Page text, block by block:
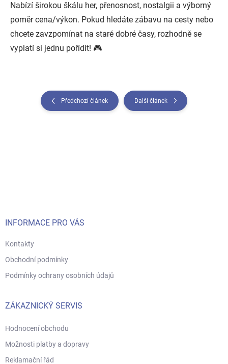
Nabízí širokou škálu her, přenosnost, nostalgii a výborný
poměr cena/výkon. Pokud hledáte zábavu na cesty nebo
chcete zavzpomínat na staré dobré časy, rozhodně se
vyplatí si jednu pořídit! 🎮
Předchozí článek Další článek
INFORMACE PRO VÁS
Kontakty
Obchodní podmínky
Podmínky ochrany osobních údajů
ZÁKAZNICKÝ SERVIS
Hodnocení obchodu
Možnosti platby a dopravy
Reklamační řád